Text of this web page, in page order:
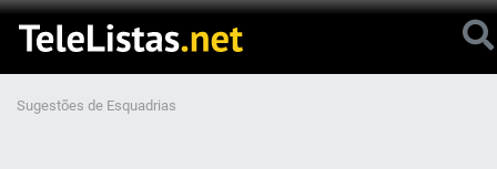
Sugestões de Esquadrias